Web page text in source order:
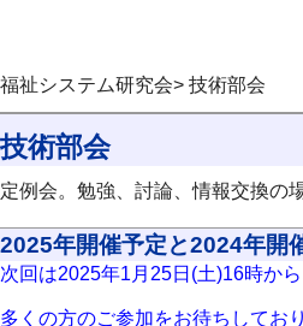
福祉システム研究会> 技術部会
技術部会
定例会。勉強、討論、情報交換の
2025年開催予定と2024年開
次回は2025年1月25日(土)16時か
多くの方のご参加をお待ちしてお